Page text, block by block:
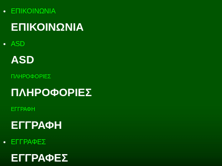
ΕΠΙΚΟΙΝΩΝΙΑ
ΕΠΙΚΟΙΝΩΝΙΑ
ASD
ASD
ΠΛΗΡΟΦΟΡΙΕΣ
ΠΛΗΡΟΦΟΡΙΕΣ
ΕΓΓΡΑΦΗ
ΕΓΓΡΑΦΗ
ΕΓΓΡΑΦΕΣ
ΕΓΓΡΑΦΕΣ